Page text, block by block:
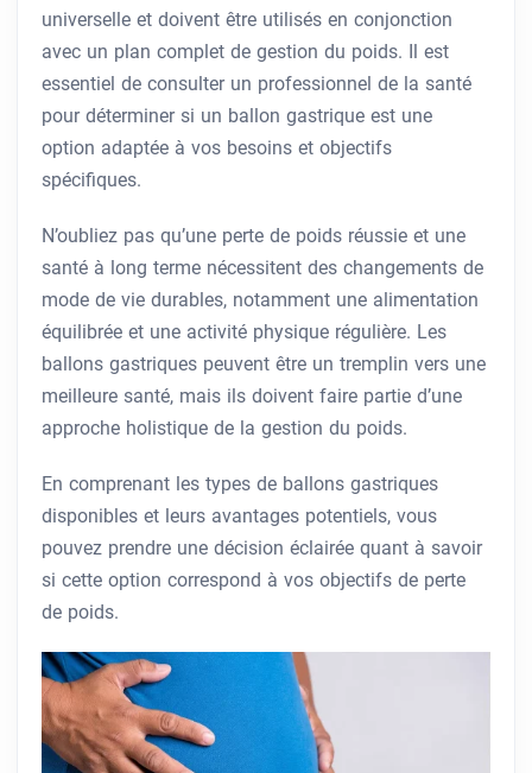
universelle et doivent être utilisés en conjonction
avec un plan complet de gestion du poids. Il est
essentiel de consulter un professionnel de la santé
pour déterminer si un ballon gastrique est une
option adaptée à vos besoins et objectifs
spécifiques.
N’oubliez pas qu’une perte de poids réussie et une
santé à long terme nécessitent des changements de
mode de vie durables, notamment une alimentation
équilibrée et une activité physique régulière. Les
ballons gastriques peuvent être un tremplin vers une
meilleure santé, mais ils doivent faire partie d’une
approche holistique de la gestion du poids.
En comprenant les types de ballons gastriques
disponibles et leurs avantages potentiels, vous
pouvez prendre une décision éclairée quant à savoir
si cette option correspond à vos objectifs de perte
de poids.